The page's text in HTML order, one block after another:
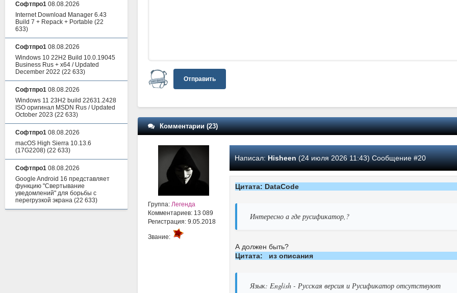
Отправить
Комментарии (23)
Группа: Легенда
Комментариев: 13 089
Регистрация: 9.05.2018
Звание:
Написал: Hisheen(24 июля 2026 11:43) Сообщение #20
Цитата: DataCode
Интересно а где русификатор,?
А должен быть?
Цитата: из описания
Язык: English - Русская версия и Русификатор отсутствуют
Софтпро1 08.08.2026
Internet Download Manager 6.43
Build 7 + Repack + Portable (22
633)
Софтпро1 08.08.2026
Windows 10 22H2 Build 10.0.19045
Business Rus + x64 / Updated
December 2022 (22 633)
Софтпро1 08.08.2026
Windows 11 23H2 build 22631.2428
ISO оригинал MSDN Rus / Updated
October 2023 (22 633)
Софтпро1 08.08.2026
macOS High Sierra 10.13.6
(17G2208) (22 633)
Софтпро1 08.08.2026
Google Android 16 представляет
функцию "Свертывание
уведомлений" для борьбы с
перегрузкой экрана (22 633)